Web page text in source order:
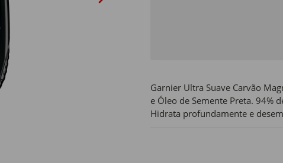
Garnier Ultra Suave Carvão
e Óleo de Semente Preta. 94%
Hidrata profundamente e